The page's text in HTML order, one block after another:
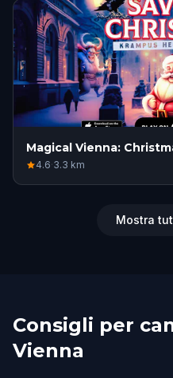
Magical Vienna:
4.6·3.3 km
Mostra
Consigli per
Vienna